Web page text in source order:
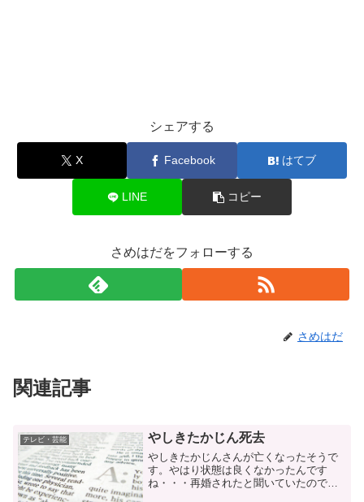
シェアする
X Facebook はてブ
LINE コピー
さめはだをフォローする
さめはだ
関連記事
テレビ・芸能 やしきたかじん死去
やしきたかじんさんが亡くなったそうで
す。やはり状態は良くなかったんです
ね・・・再婚されたと聞いていたので元